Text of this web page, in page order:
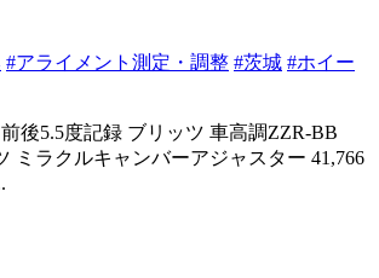
#アライメント測定・調整 #茨城 #ホイー
後5.5度記録 ブリッツ 車高調ZZR-BB
ミラクルキャンバーアジャスター 41,766